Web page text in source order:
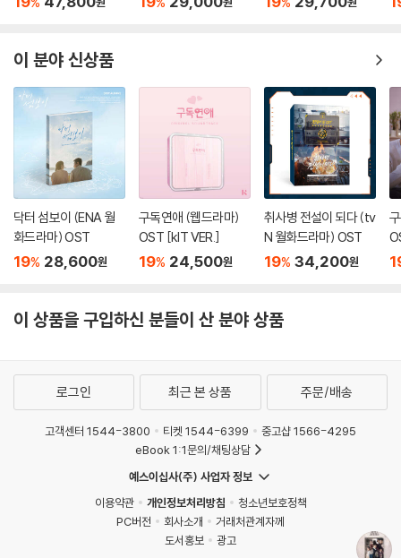
이 분야 신상품
닥터 섬보이 (ENA 월
화드라마) OST
19% 28,600원
구독연애 (웹드라마)
OST [kIT VER.]
19% 24,500원
취사병 전설이 되다 (tv
N 월화드라마) OST
19% 34,200원
이 상품을 구입하신 분들이 산 분야 상품
로그인 최근 본 상품 주문/배송
고객센터 1544-3800 티켓 1544-6399
중고샵 1566-4295
eBook 1:1문의/채팅상담
예스이십사(주) 사업자 정보
이용약관
개인정보처리방침
청소년보호정책
PC버전
회사소개
거래처관계자께
도서홍보
광고